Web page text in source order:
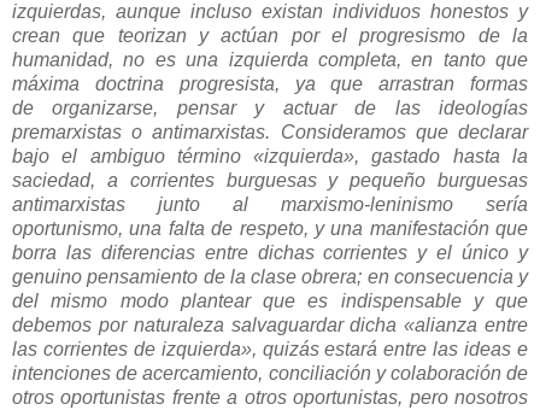
izquierdas, aunque incluso existan individuos honestos y
crean que teorizan y actúan por el progresismo de la
humanidad, no es una izquierda completa, en tanto que
máxima doctrina progresista, ya que arrastran formas
de organizarse, pensar y actuar de las ideologías
premarxistas o antimarxistas. Consideramos que declarar
bajo el ambiguo término «izquierda», gastado hasta la
saciedad, a corrientes burguesas y pequeño burguesas
antimarxistas junto al marxismo-leninismo sería
oportunismo, una falta de respeto, y una manifestación que
borra las diferencias entre dichas corrientes y el único y
genuino pensamiento de la clase obrera; en consecuencia y
del mismo modo plantear que es indispensable y que
debemos por naturaleza salvaguardar dicha «alianza entre
las corrientes de izquierda», quizás estará entre las ideas e
intenciones de acercamiento, conciliación y colaboración de
otros oportunistas frente a otros oportunistas, pero nosotros